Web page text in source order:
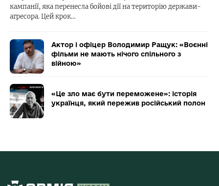
кампанії, яка перенесла бойові дії на територію держави-
агресора. Цей крок…
Актор і офіцер Володимир Ращук: «Воєнні
фільми не мають нічого спільного з
війною»
«Це зло має бути переможене»: історія
українця, який пережив російський полон